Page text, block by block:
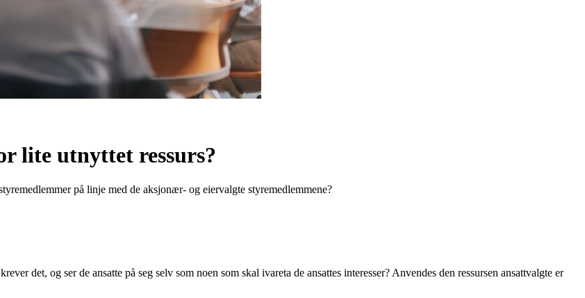
lite utnyttet ressurs?
på linje med de aksjonær- og eiervalgte styremedlemmene?
det, og ser de ansatte på seg selv som noen som skal ivareta de ansattes interesser? Anvendes den ressursen ansattvalgte er